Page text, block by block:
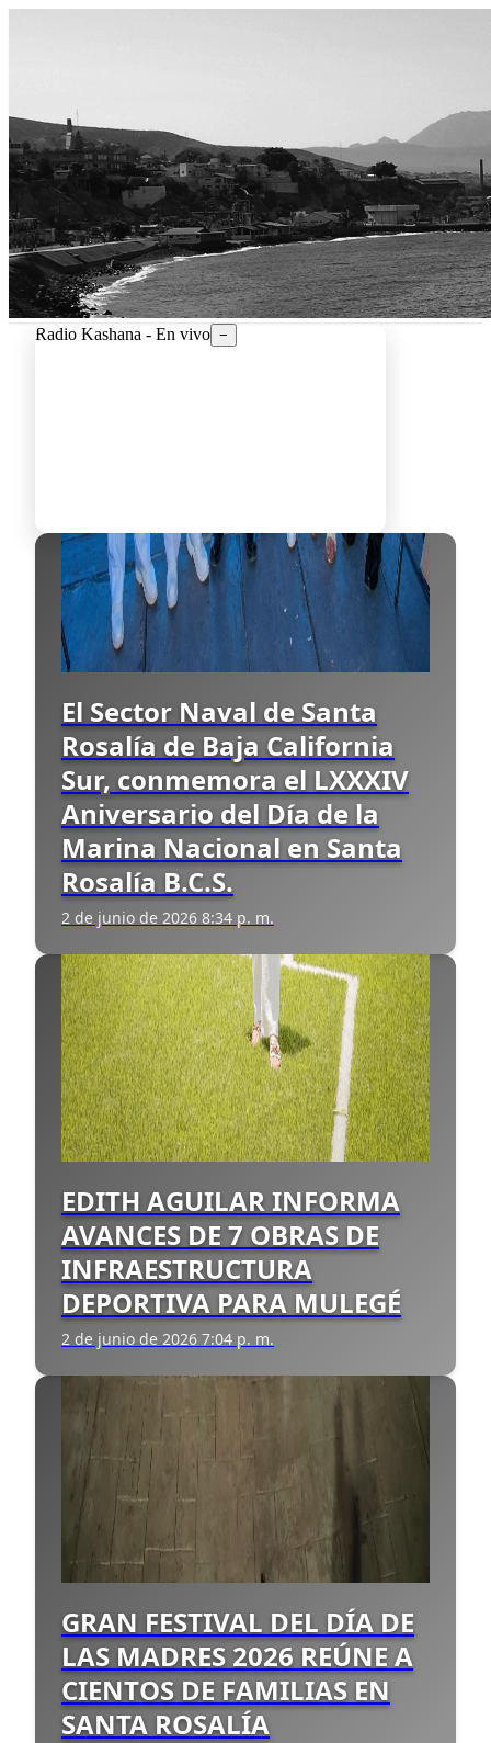
Radio Kashana - En vivo −
El Sector Naval de Santa
Rosalía de Baja California
Sur, conmemora el LXXXIV
Aniversario del Día de la
Marina Nacional en Santa
Rosalía B.C.S.
2 de junio de 2026 8:34 p. m.
EDITH AGUILAR INFORMA
AVANCES DE 7 OBRAS DE
INFRAESTRUCTURA
DEPORTIVA PARA MULEGÉ
2 de junio de 2026 7:04 p. m.
GRAN FESTIVAL DEL DÍA DE
LAS MADRES 2026 REÚNE A
CIENTOS DE FAMILIAS EN
SANTA ROSALÍA